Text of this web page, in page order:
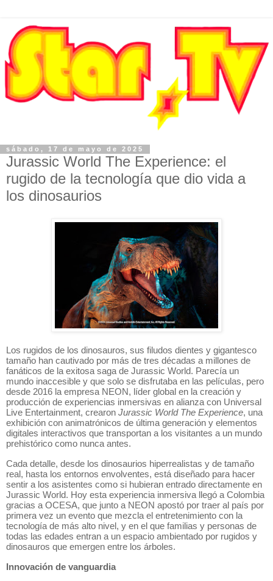
sábado, 17 de mayo de 2025
Jurassic World The Experience: el
rugido de la tecnología que dio vida a
los dinosaurios
Los rugidos de los dinosauros, sus filudos dientes y gigantesco
tamaño han cautivado por más de tres décadas a millones de
fanáticos de la exitosa saga de Jurassic World. Parecía un
mundo inaccesible y que solo se disfrutaba en las películas, pero
desde 2016 la empresa NEON, líder global en la creación y
producción de experiencias inmersivas en alianza con Universal
Live Entertainment, crearon Jurassic World The Experience, una
exhibición con animatrónicos de última generación y elementos
digitales interactivos que transportan a los visitantes a un mundo
prehistórico como nunca antes.
Cada detalle, desde los dinosaurios hiperrealistas y de tamaño
real, hasta los entornos envolventes, está diseñado para hacer
sentir a los asistentes como si hubieran entrado directamente en
Jurassic World. Hoy esta experiencia inmersiva llegó a Colombia
gracias a OCESA, que junto a NEON apostó por traer al país por
primera vez un evento que mezcla el entretenimiento con la
tecnología de más alto nivel, y en el que familias y personas de
todas las edades entran a un espacio ambientado por rugidos y
dinosauros que emergen entre los árboles.
Innovación de vanguardia